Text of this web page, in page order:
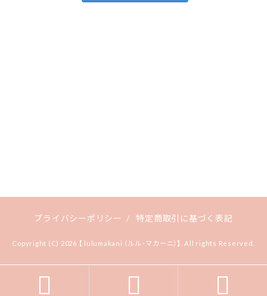
プライバシーポリシー / 特定商取引に基づく表記
Copyright (C) 2026 【 lulumakani （ルル･マカーニ）】. All rights Reserved.
  